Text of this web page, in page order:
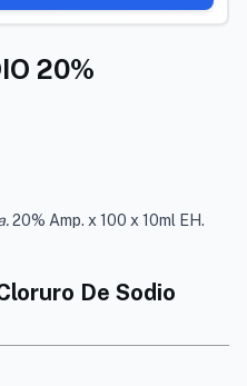
20%
20% Amp. x 100 x 10ml EH.
De Sodio